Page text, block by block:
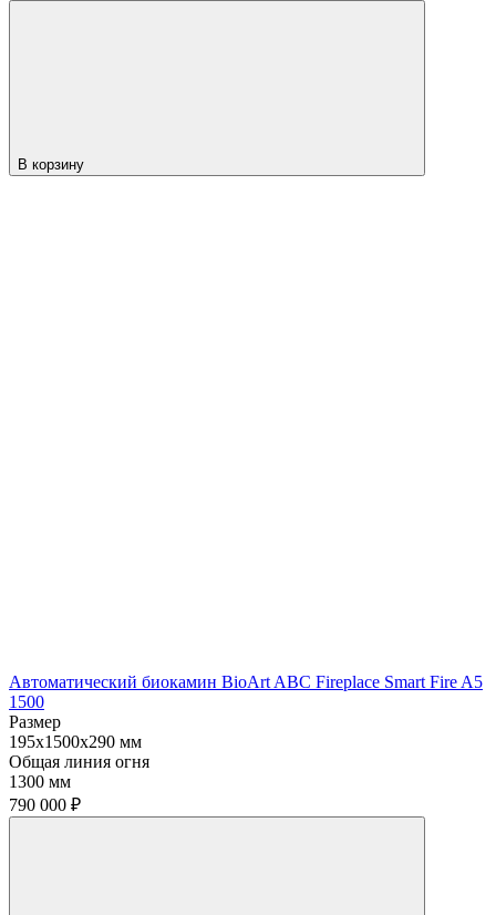
В корзину
Автоматический биокамин BioArt ABC Fireplace Smart Fire A5
1500
Размер
195x1500x290 мм
Общая линия огня
1300 мм
790 000 ₽